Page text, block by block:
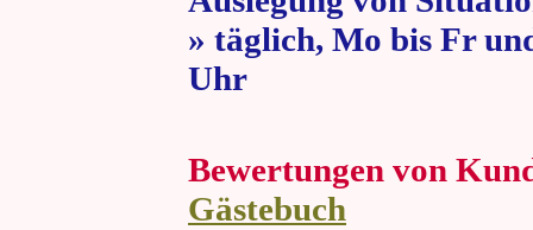
» täglich, Mo bis Fr
Uhr » 80
Bewertungen von
Gästebuch